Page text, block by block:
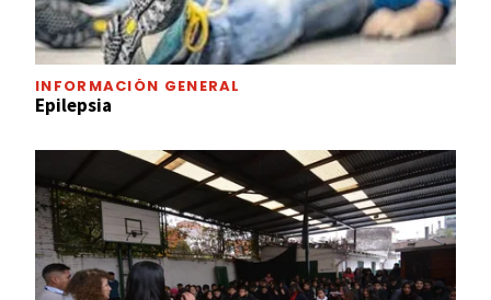
INFORMACIÓN GENERAL
Epilepsia